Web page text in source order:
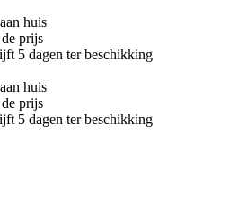
huis
prijs
5 dagen ter beschikking
huis
prijs
5 dagen ter beschikking